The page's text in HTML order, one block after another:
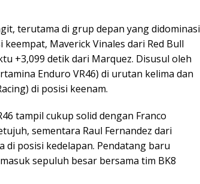
terutama di grup depan yang didominasi
keempat, Maverick Vinales dari Red Bull
+3,099 detik dari Marquez. Disusul oleh
Enduro VR46) di urutan kelima dan
di posisi keenam.
tampil cukup solid dengan Franco
sementara Raul Fernandez dari
di posisi kedelapan. Pendatang baru
sepuluh besar bersama tim BK8